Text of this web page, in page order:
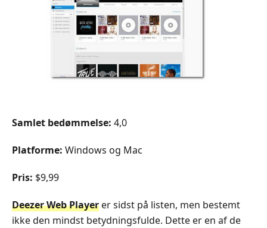
Samlet bedømmelse: 4,0
Platforme: Windows og Mac
Pris: $9,99
Deezer Web Player er sidst på listen, men bestemt
ikke den mindst betydningsfulde. Dette er en af de